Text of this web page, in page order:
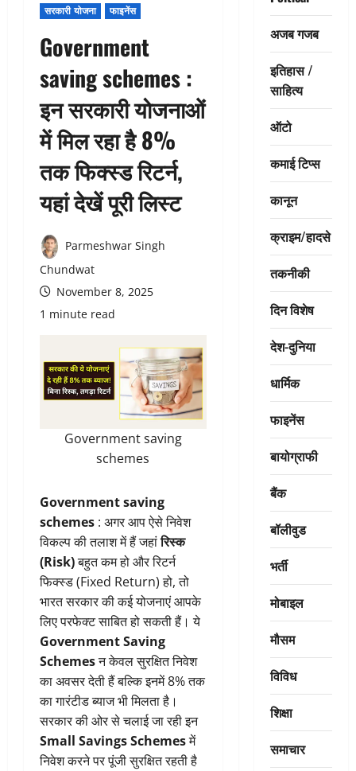
सरकारी योजना फाइनेंस
Government
saving schemes :
इन सरकारी योजनाओं
में मिल रहा है 8%
तक फिक्स्ड रिटर्न,
यहां देखें पूरी लिस्ट
Parmeshwar Singh
Chundwat
November 8, 2025
1 minute read
Government saving
schemes
Government saving
schemes : अगर आप ऐसे निवेश
विकल्प की तलाश में हैं जहांरिस्क
(Risk)बहुत कम हो और रिटर्न
फिक्स्ड (Fixed Return) हो, तो
भारत सरकार की कई योजनाएं आपके
लिए परफेक्ट साबित हो सकती हैं। ये
Government Saving
Schemesन केवल सुरक्षित निवेश
का अवसर देती हैं बल्कि इनमें 8% तक
का गारंटीड ब्याज भी मिलता है।
सरकार की ओर से चलाई जा रही इन
Small Savings Schemesमें
निवेश करने पर पूंजी सुरक्षित रहती है
अजब गजब
इतिहास /
साहित्य
ऑटो
कमाई टिप्स
कानून
क्राइम/हादसे
तकनीकी
दिन विशेष
देश-दुनिया
धार्मिक
फाइनेंस
बायोग्राफी
बैंक
बॉलीवुड
भर्ती
मोबाइल
मौसम
विविध
शिक्षा
समाचार